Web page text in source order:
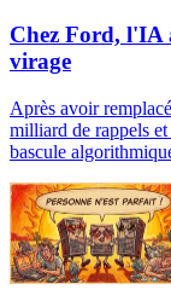
Chez Ford, l'IA
virage
Après avoir
milliard de rappels
bascule